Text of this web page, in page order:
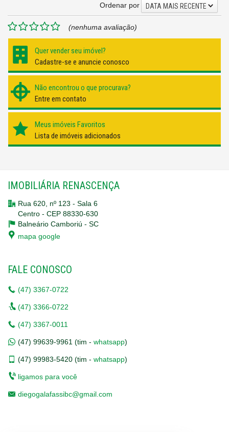
Ordenar por
DATA MAIS RECENTE
(nenhuma avaliação)
Quer vender seu imóvel?
Cadastre-se e anuncie conosco
Não encontrou o que procurava?
Entre em contato
Meus imóveis Favoritos
Lista de imóveis adicionados
IMOBILIÁRIA RENASCENÇA
Rua 620, nº 123 - Sala 6
Centro - CEP 88330-630
Balneário Camboriú - SC
mapa google
FALE CONOSCO
(47) 3367-0722
(47) 3366-0722
(47) 3367-0011
(47) 99639-9961 (tim - whatsapp)
(47) 99983-5420 (tim - whatsapp)
ligamos para você
diegogalafassibc@gmail.com